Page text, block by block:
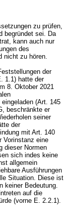
zu prüfen,
begründet sei. Da
kann auch nur
des
nicht zu hören.
der
1.1) hatte der
8. Oktober 2021
(Art. 145
, beschränkte er
seiner
der
mit Art. 140
Vorinstanz eine
dieser Normen
sich indes keine
allgemein
Ausführungen
Situation. Diese ist
keiner Bedeutung.
auf die
(vorne E. 2.2.1).